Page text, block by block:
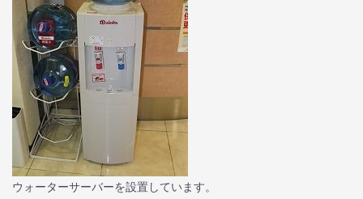
ウォーターサーバーを設置しています。